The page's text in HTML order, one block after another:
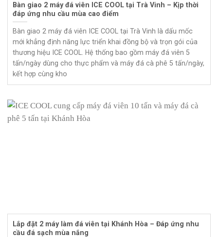
Bàn giao 2 máy đá viên ICE COOL tại Trà Vinh – Kịp thời
đáp ứng nhu cầu mùa cao điểm
Bàn giao 2 máy đá viên ICE COOL tại Trà Vinh là dấu mốc
mới khẳng định năng lực triển khai đồng bộ và trọn gói của
thương hiệu ICE COOL. Hệ thống bao gồm máy đá viên 5
tấn/ngày dùng cho thực phẩm và máy đá cà phê 5 tấn/ngày,
kết hợp cùng kho
Lắp đặt 2 máy làm đá viên tại Khánh Hòa – Đáp ứng nhu
cầu đá sạch mùa nắng